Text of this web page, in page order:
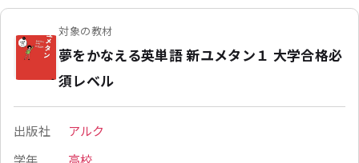
対象の教材
夢をかなえる英単語 新ユメタン１ 大学合格必
須レベル
出版社
アルク
学年
高校